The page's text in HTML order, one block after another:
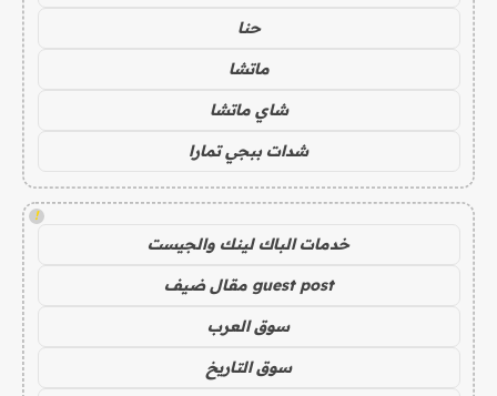
حنا
ماتشا
شاي ماتشا
شدات ببجي تمارا
!
خدمات الباك لينك والجيست
guest post مقال ضيف
سوق العرب
سوق التاريخ